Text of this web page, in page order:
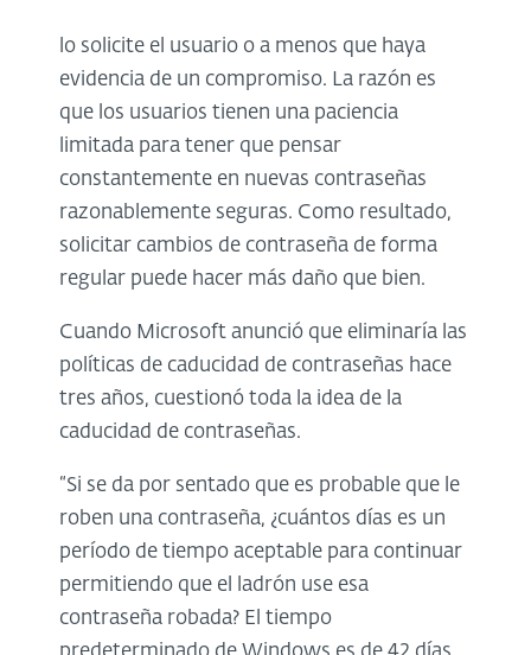
lo solicite el usuario o a menos que haya
evidencia de un compromiso. La razón es
que los usuarios tienen una paciencia
limitada para tener que pensar
constantemente en nuevas contraseñas
razonablemente seguras. Como resultado,
solicitar cambios de contraseña de forma
regular puede hacer más daño que bien.
Cuando Microsoft anunció que eliminaría las
políticas de caducidad de contraseñas hace
tres años, cuestionó toda la idea de la
caducidad de contraseñas.
“Si se da por sentado que es probable que le
roben una contraseña, ¿cuántos días es un
período de tiempo aceptable para continuar
permitiendo que el ladrón use esa
contraseña robada? El tiempo